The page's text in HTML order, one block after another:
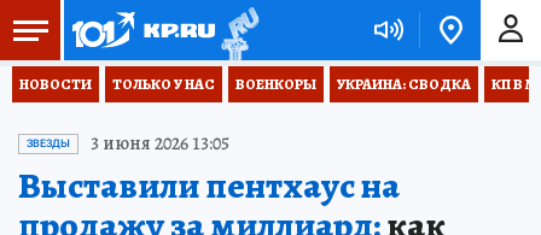
НОВОСТИ ТОЛЬКО У НАС ВОЕНКОРЫ УКРАИНА: СВОДКА КП В
ЗВЕЗДЫ 3 июня 2026 13:05
Выставили пентхаус на
продажу за миллиард:как